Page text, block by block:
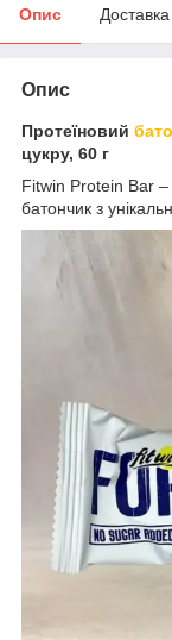
Опис Доставка
Опис
Протеїновий
цукру, 60 г
Fitwin Protein Bar
батончик з